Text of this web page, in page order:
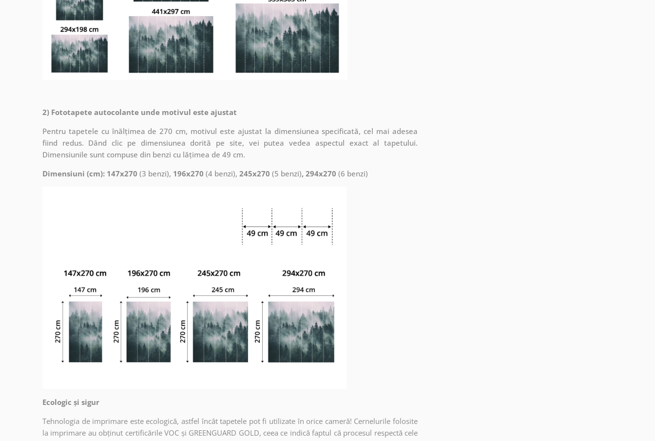
2) Fototapete autocolante unde motivul este ajustat
Pentru tapetele cu înălțimea de 270 cm, motivul este ajustat la dimensiunea specificată, cel mai adesea
fiind redus. Dând clic pe dimensiunea dorită pe site, vei putea vedea aspectul exact al tapetului.
Dimensiunile sunt compuse din benzi cu lățimea de 49 cm.
Dimensiuni (cm): 147x270 (3 benzi), 196x270 (4 benzi), 245x270 (5 benzi), 294x270 (6 benzi)
Ecologic și sigur
Tehnologia de imprimare este ecologică, astfel încât tapetele pot fi utilizate în orice cameră! Cernelurile folosite
la imprimare au obținut certificările VOC și GREENGUARD GOLD, ceea ce indică faptul că procesul respectă cele